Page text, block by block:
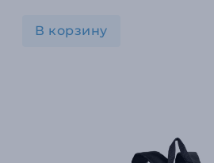
В корзину